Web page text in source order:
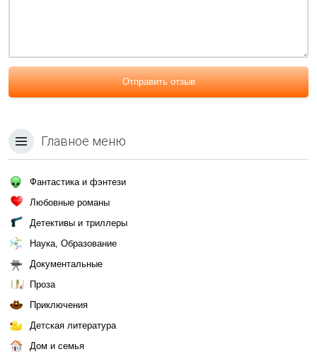
Отправить отзыв
Главное меню
Фантастика и фэнтези
Любовные романы
Детективы и триллеры
Наука, Образование
Документальные
Проза
Приключения
Детская литература
Дом и семья